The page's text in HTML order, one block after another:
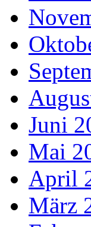
Juni
Mai
April
März